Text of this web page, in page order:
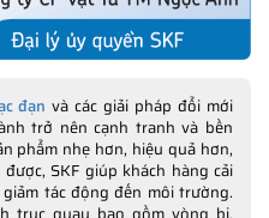
đạn và các giải pháp đổi mới
trở nên cạnh tranh và bền
phẩm nhẹ hơn, hiệu quả hơn,
SKF giúp khách hàng cải
tác động đến môi trường.